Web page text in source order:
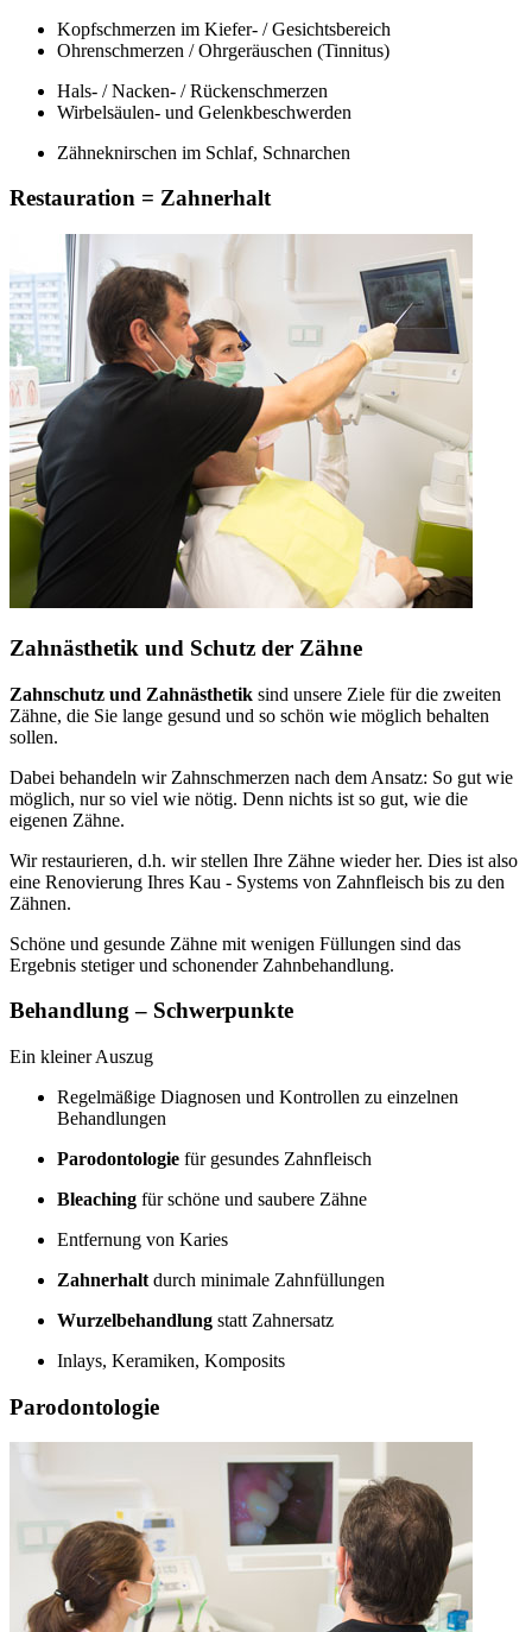
Kopfschmerzen im Kiefer- / Gesichtsbereich
Ohrenschmerzen / Ohrgeräuschen (Tinnitus)
Hals- / Nacken- / Rückenschmerzen
Wirbelsäulen- und Gelenkbeschwerden
Zähneknirschen im Schlaf, Schnarchen
Restauration = Zahnerhalt
Zahnästhetik und Schutz der Zähne
Zahnschutz und Zahnästhetik sind unsere Ziele für die zweiten
Zähne, die Sie lange gesund und so schön wie möglich behalten
sollen.
Dabei behandeln wir Zahnschmerzen nach dem Ansatz: So gut wie
möglich, nur so viel wie nötig. Denn nichts ist so gut, wie die
eigenen Zähne.
Wir restaurieren, d.h. wir stellen Ihre Zähne wieder her. Dies ist also
eine Renovierung Ihres Kau - Systems von Zahnfleisch bis zu den
Zähnen.
Schöne und gesunde Zähne mit wenigen Füllungen sind das
Ergebnis stetiger und schonender Zahnbehandlung.
Behandlung – Schwerpunkte
Ein kleiner Auszug
Regelmäßige Diagnosen und Kontrollen zu einzelnen
Behandlungen
Parodontologie für gesundes Zahnfleisch
Bleaching für schöne und saubere Zähne
Entfernung von Karies
Zahnerhalt durch minimale Zahnfüllungen
Wurzelbehandlung statt Zahnersatz
Inlays, Keramiken, Komposits
Parodontologie